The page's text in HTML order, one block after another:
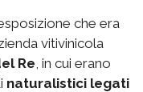
che era
vitivinicola
Re , in cui erano
naturalistici legati